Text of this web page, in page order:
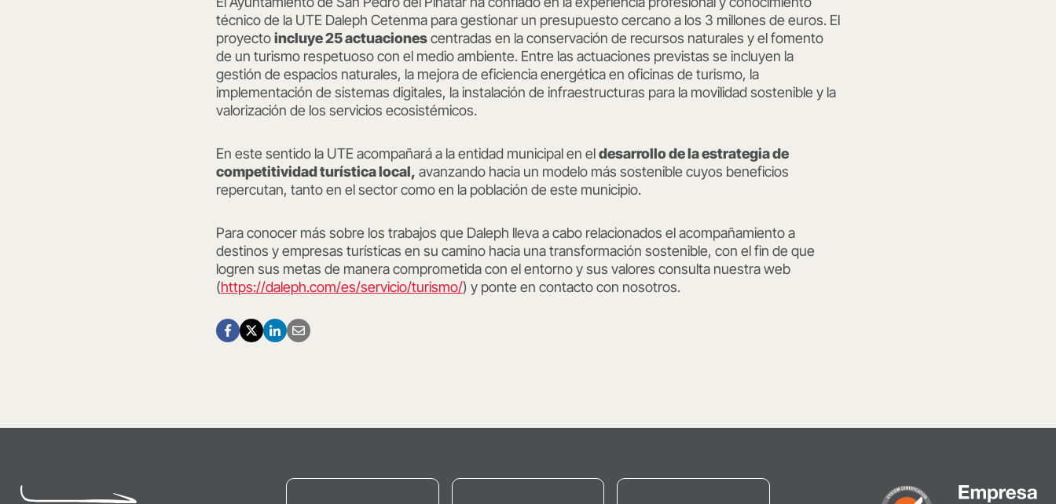
técnico de la UTE Daleph Cetenma para gestionar un presupuesto cercano a los 3 millones de euros. El
proyectoincluye 25 actuacionescentradas en la conservación de recursos naturales y el fomento
de un turismo respetuoso con el medio ambiente. Entre las actuaciones previstas se incluyen la
gestión de espacios naturales, la mejora de eficiencia energética en oficinas de turismo, la
implementación de sistemas digitales, la instalación de infraestructuras para la movilidad sostenible y la
valorización de los servicios ecosistémicos.
En este sentido la UTE acompañará a la entidad municipal en eldesarrollo de la estrategia de
competitividad turística local, avanzando hacia un modelo más sostenible cuyos beneficios
repercutan, tanto en el sector como en la población de este municipio.
Para conocer más sobre los trabajos que Daleph lleva a cabo relacionados el acompañamiento a
destinos y empresas turísticas en su camino hacia una transformación sostenible, con el fin de que
logren sus metas de manera comprometida con el entorno y sus valores consulta nuestra web
(https://daleph.com/es/servicio/turismo/) y ponte en contacto con nosotros.